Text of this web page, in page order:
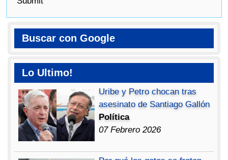
Buscar con Google
Lo Ultimo!
Uribe y Petro chocan tras
asesinato de Santiago Gallón
Política
07 Febrero 2026